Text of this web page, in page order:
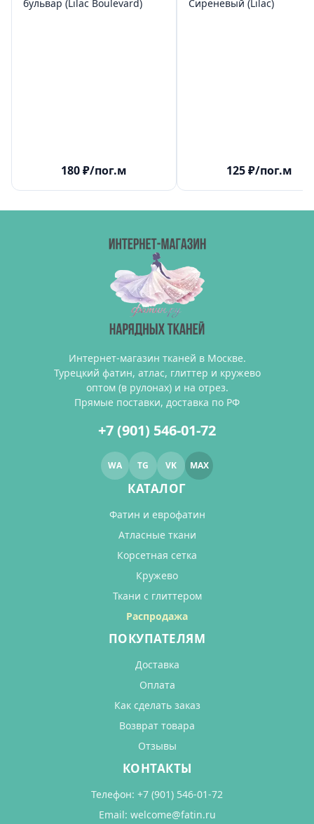
бульвар (Lilac Boulevard)
180₽/пог.м
Сиреневый (Lilac)
125₽/пог.м
Интернет-магазин тканей в Москве.
Турецкий фатин, атлас, глиттер и кружево
оптом (в рулонах) и на отрез.
Прямые поставки, доставка по РФ
+7 (901) 546-01-72
WA TG VK MAX
КАТАЛОГ
Фатин и еврофатин
Атласные ткани
Корсетная сетка
Кружево
Ткани с глиттером
Распродажа
ПОКУПАТЕЛЯМ
Доставка
Оплата
Как сделать заказ
Возврат товара
Отзывы
КОНТАКТЫ
Телефон: +7 (901) 546-01-72
Email: welcome@fatin.ru